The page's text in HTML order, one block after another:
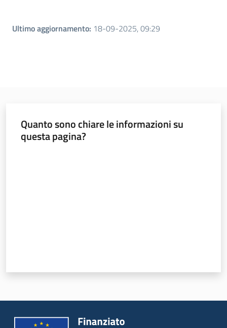
Ultimo aggiornamento: 18-09-2025, 09:29
Quanto sono chiare le informazioni su
questa pagina?